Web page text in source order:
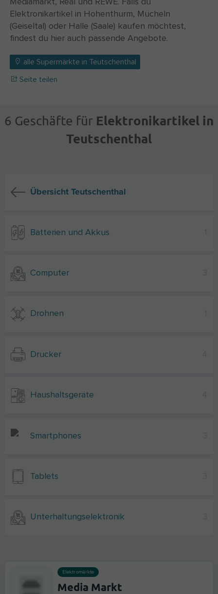
Mediamarkt, Real und REWE. Falls du
Elektronikartikel in Hohenthurm, Mücheln
(Geiseltal) oder Halle (Saale) kaufen möchtest,
findest du hier auch passende Angebote.
alle Supermärkte in Teutschenthal
Seite teilen
6 Geschäfte fürElektronikartikel in
Teutschenthal
Übersicht Teutschenthal
Batterien und Akkus
Computer
Drohnen
Drucker
Haushaltsgeräte
Smartphones
Tablets
Unterhaltungselektronik
Elektromärkte
Media Markt